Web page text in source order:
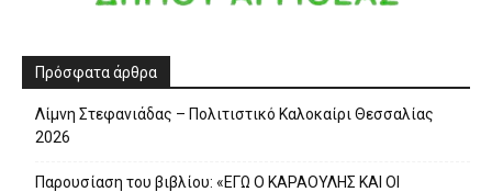
Πρόσφατα άρθρα
Λίμνη Στεφανιάδας – Πολιτιστικό Καλοκαίρι Θεσσαλίας
2026
Παρουσίαση του βιβλίου: «ΕΓΩ Ο ΚΑΡΑΟΥΛΗΣ ΚΑΙ ΟΙ